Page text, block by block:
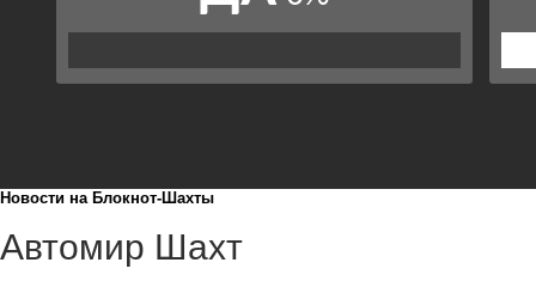
Новости на Блoкнoт-Шахты
Автомир Шахт